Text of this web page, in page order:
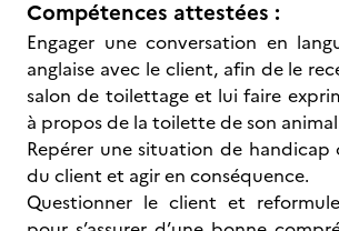
Compétences attestées :
Engager une conversation en
anglaise avec le client, afin de le
salon de toilettage et lui faire
à propos de la toilette de son
Repérer une situation de handicap
du client et agir en conséquence.
Questionner le client et